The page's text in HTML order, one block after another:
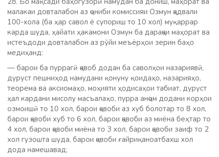
малакаи довталабон аз ҷониби комиссияи Озмун ҷадвали
100-хола (ба ҳар савол ё супориш то 10 хол) муқаррар
карда шуда, ҳайати ҳакамони Озмун ба дараҷаи маҳорат ва
истеъдоди довталабон аз рӯйи меъёрҳои зерин баҳо
медиҳанд:
— барои ба пуррагӣ ҷавоб додан ба саволҳои назариявӣ,
дуруст пешниҳод намудани қонуну қоидаҳо, назарияҳо,
теорема ва аксиомаҳо, моҳияти ҳодисаҳои табиат, дуруст
ҳал кардани мисолу масъалаҳо, пурра анҷом додани корҳои
озмоишӣ то 10 хол, барои ҷавоби аз хуб болотар то 8 хол,
барои ҷавоби хуб то 6 хол, барои ҷавоби аз миёна беҳтар то
4 хол, барои ҷавоби миёна то 3 хол, барои ҷавоби заиф то 2
хол гузошта шуда, барои ҷавоби ғайриқаноатбахш хол
дода намешавад;